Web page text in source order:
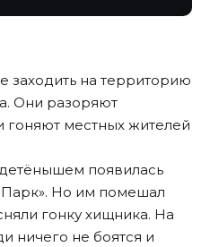
заходить на территорию
Они разоряют
местных жителей
появилась
Парк». Но им помешал
гонку хищника. На
ничего не боятся и